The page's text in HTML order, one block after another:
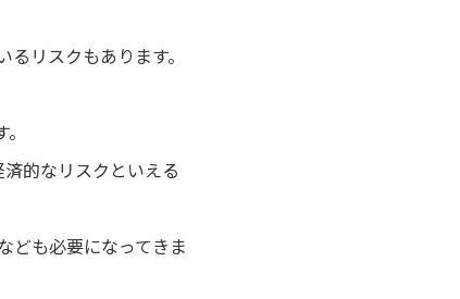
リスクもあります。
的なリスクといえる
ども必要になってきま